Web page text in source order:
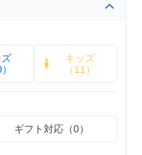
ズ
キッズ
（11）
ギフト対応（0）